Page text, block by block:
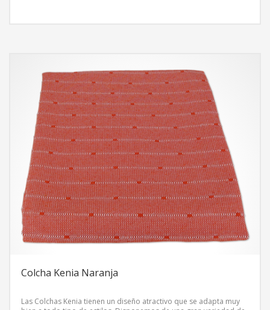
Colcha Kenia Naranja
Las Colchas Kenia tienen un diseño atractivo que se adapta muy